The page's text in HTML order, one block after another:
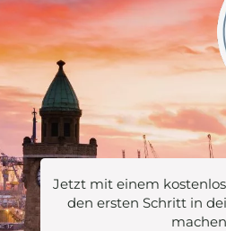
Jetzt mit einem
den ersten Schritt in